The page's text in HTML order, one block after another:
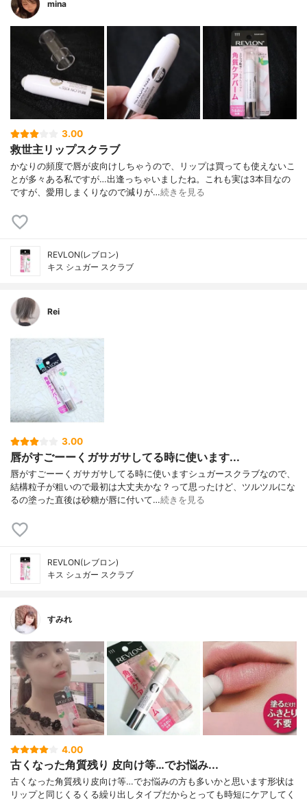
mina
3.00
救世主リップスクラブ
かなりの頻度で唇が皮向けしちゃうので、リップは買っても使えないこ
とが多々ある私ですが…出逢っちゃいましたね。これも実は3本目なの
ですが、愛用しまくりなので減りが…続きを見る
REVLON(レブロン)
キス シュガー スクラブ
Rei
3.00
唇がすごーーくガサガサしてる時に使います...
唇がすごーーくガサガサしてる時に使いますシュガースクラブなので、
結構粒子が粗いので最初は大丈夫かな？って思ったけど、ツルツルにな
るの塗った直後は砂糖が唇に付いて…続きを見る
REVLON(レブロン)
キス シュガー スクラブ
すみれ
4.00
古くなった角質残り 皮向け等…でお悩み...
古くなった角質残り皮向け等…でお悩みの方も多いかと思います形状は
リップと同じくるくる繰り出しタイプだからとっても時短にケアしてく